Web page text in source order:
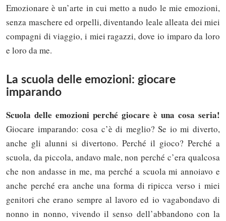
Emozionare è un’arte in cui metto a nudo le mie emozioni,
senza maschere ed orpelli, diventando leale alleata dei miei
compagni di viaggio, i miei ragazzi, dove io imparo da loro
e loro da me.
La scuola delle emozioni: giocare
imparando
Scuola delle emozioni perché giocare è una cosa seria!
Giocare imparando: cosa c’è di meglio? Se io mi diverto,
anche gli alunni si divertono. Perché il gioco? Perché a
scuola, da piccola, andavo male, non perché c’era qualcosa
che non andasse in me, ma perché a scuola mi annoiavo e
anche perché era anche una forma di ripicca verso i miei
genitori che erano sempre al lavoro ed io vagabondavo di
nonno in nonno, vivendo il senso dell’abbandono con la